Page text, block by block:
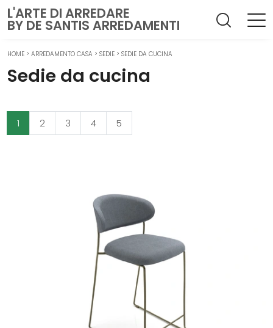
L'ARTE DI ARREDARE
BY DE SANTIS ARREDAMENTI
HOME > ARREDAMENTO CASA > SEDIE > SEDIE DA CUCINA
Sedie da cucina
1 2 3 4 5